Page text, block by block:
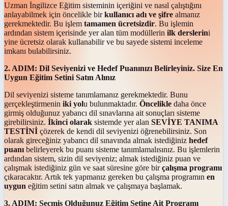
Uzman İngilizce Eğitim sisteminin içeriğini ve nasıl çalıştığını
anlayabilmek için öncelikle birkullanıcı adı ve şifre almanız
gerekmektedir. Bu işlem tamamen ücretsizdir. Bu işlemin
ardından sistem içerisinde yer alan tüm modüllerin ilk derslerini
yine ücretsiz olarak kullanabilir ve bu sayede sistemi inceleme
imkanı bulabilirsiniz.
2. ADIM: Dil Seviyenizi ve Hedef Puanınızı Belirleyiniz. Size En
Uygun Eğitim Setini Satın Alınız
Dil seviyenizi sisteme tanımlamanız gerekmektedir. Bunu
gerçekleştirmenin iki yolu bulunmaktadır. Öncelikle daha önce
girmiş olduğunuz yabancı dil sınavlarına ait sonuçları sisteme
girebilirsiniz. İkinci olarak sistemde yer alan SEVİYE TANIMA
TESTİNİ çözerek de kendi dil seviyenizi öğrenebilirsiniz. Son
olarak gireceğiniz yabancı dil sınavında almak istediğiniz hedef
puanı belirleyerek bu puanı sisteme tanımlamalısınız. Bu işlemlerin
ardından sistem, sizin dil seviyeniz; almak istediğiniz puan ve
çalışmak istediğiniz gün ve saat süresine göre birçalışma programı
çıkaracaktır. Artık tek yapmanız gereken bu çalışma programın en
uygun eğitim setini satın almak ve çalışmaya başlamak.
3. ADIM: Seçmiş Olduğunuz Eğitim Setine Ait Programı